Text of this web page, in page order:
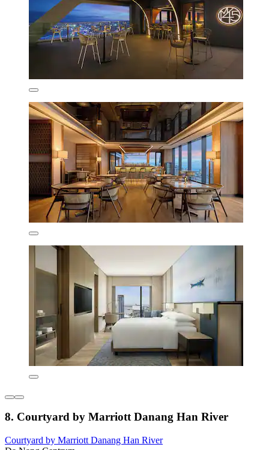
8. Courtyard by Marriott Danang Han River
Courtyard by Marriott Danang Han River